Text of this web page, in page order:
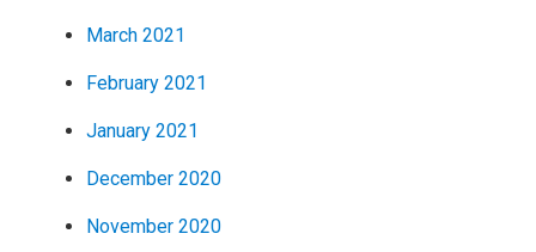
March 2021
February 2021
January 2021
December 2020
November 2020